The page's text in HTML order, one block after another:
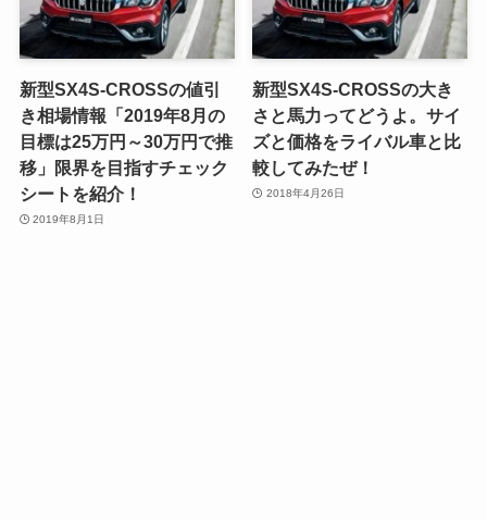
新型SX4S-CROSSの値引
き相場情報「2019年8月の
目標は25万円～30万円で推
移」限界を目指すチェック
シートを紹介！
2019年8月1日
新型SX4S-CROSSの大き
さと馬力ってどうよ。サイ
ズと価格をライバル車と比
較してみたぜ！
2018年4月26日